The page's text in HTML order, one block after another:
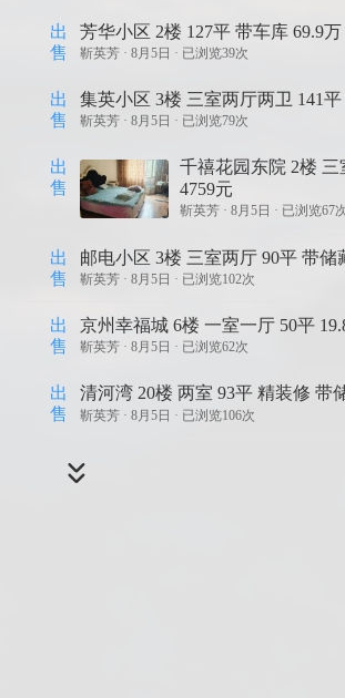
出
售
芳华小区 2楼 127平 带车库 69.9
靳英芳 ·8月5日 · 已浏览39次
出
售
集英小区 3楼 三室两厅两卫 141
靳英芳 ·8月5日 · 已浏览79次
出
售
千禧花园东院 2楼
4759元
靳英芳 · 8月5日 · 已浏览67
出
售
邮电小区 3楼 三室两厅 90平 带
靳英芳 ·8月5日 · 已浏览102次
出
售
京州幸福城 6楼 一室一厅 50平
靳英芳 ·8月5日 · 已浏览62次
出
售
清河湾 20楼 两室 93平 精装修 带
靳英芳 ·8月5日 · 已浏览106次